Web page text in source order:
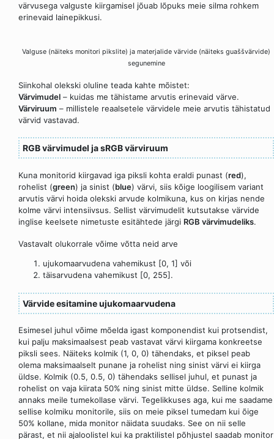
värvusega valguste kiirgamisel jõuab lõpuks meie silma rohkem
erinevaid lainepikkusi.
Valguse (näiteks monitori pikslite) ja materjalide värvide (näiteks guaššvärvide)
segunemine
Siinkohal olekski oluline teada kahte mõistet:
Värvimudel – kuidas me tähistame arvutis erinevaid värve.
Värviruum – millistele reaalsetele värvidele meie arvutis tähistatud
värvid vastavad.
RGB värvimudel ja sRGB värviruum
Kuna monitorid kiirgavad iga piksli kohta eraldi punast (red),
rohelist (green) ja sinist (blue) värvi, siis kõige loogilisem variant
arvutis värvi hoida olekski arvude kolmikuna, kus on kirjas nende
kolme värvi intensiivsus. Sellist värvimudelit kutsutakse värvide
inglise keelsete nimetuste esitähtede järgi RGB värvimudeliks.
Vastavalt olukorrale võime võtta neid arve
ujukomaarvudena vahemikust [0, 1] või
täisarvudena vahemikust [0, 255].
Värvide esitamine ujukomaarvudena
Esimesel juhul võime mõelda igast komponendist kui protsendist,
kui palju maksimaalsest peab vastavat värvi kiirgama konkreetse
piksli sees. Näiteks kolmik (1, 0, 0) tähendaks, et piksel peab
olema maksimaalselt punane ja rohelist ning sinist värvi ei kiirga
üldse. Kolmik (0.5, 0.5, 0) tähendaks sellisel juhul, et punast ja
rohelist on vaja kiirata 50% ning sinist mitte üldse. Selline kolmik
annaks meile tumekollase värvi. Tegelikkuses aga, kui me saadame
sellise kolmiku monitorile, siis on meie piksel tumedam kui õige
50% kollane, mida monitor näidata suudaks. See on nii selle
pärast, et nii ajaloolistel kui ka praktilistel põhjustel saadab monitor